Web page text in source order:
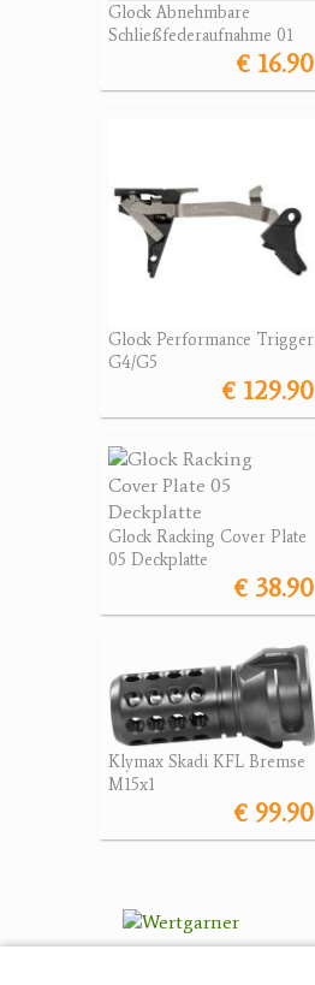
Glock Abnehmbare
Schließfederaufnahme 01
€ 16.90
Glock Performance Trigger
G4/G5
€ 129.90
Glock Racking Cover Plate
05 Deckplatte
€ 38.90
Klymax Skadi KFL Bremse
M15x1
€ 99.90